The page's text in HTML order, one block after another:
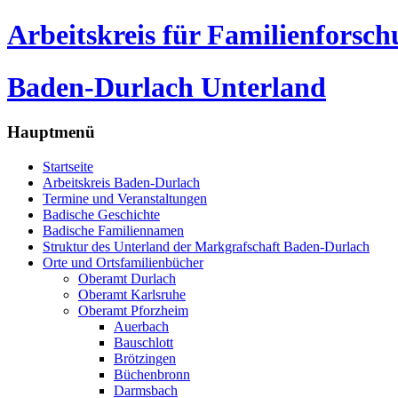
Arbeitskreis für
Baden-Durlach Unterland
Hauptmenü
Startseite
Arbeitskreis Baden-Durlach
Termine und Veranstaltungen
Badische Geschichte
Badische Familiennamen
Struktur des Unterland der Markgrafschaft Baden-Durlach
Orte und Ortsfamilienbücher
Oberamt Durlach
Oberamt Karlsruhe
Oberamt Pforzheim
Auerbach
Bauschlott
Brötzingen
Büchenbronn
Darmsbach